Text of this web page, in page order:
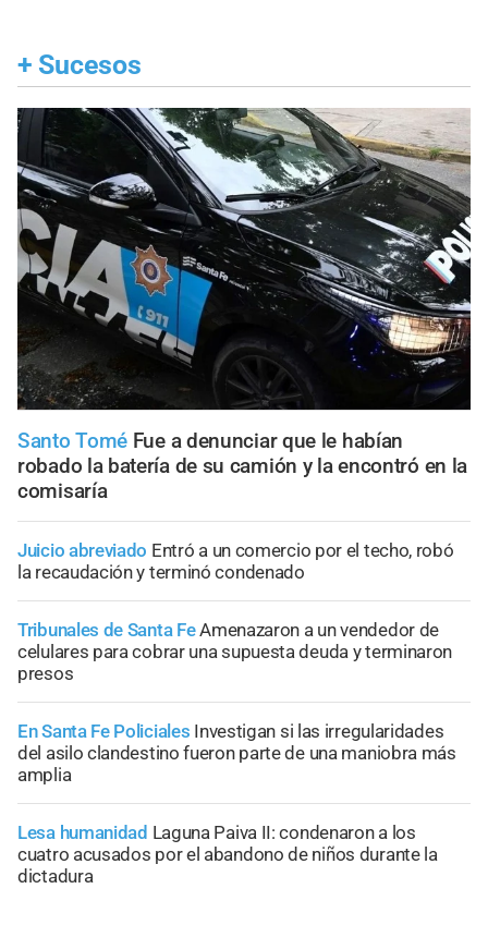
+ Sucesos
Santo Tomé Fue a denunciar que le habían
robado la batería de su camión y la encontró en la
comisaría
Juicio abreviado Entró a un comercio por el techo, robó
la recaudación y terminó condenado
Tribunales de Santa FeAmenazaron a un vendedor de
celulares para cobrar una supuesta deuda y terminaron
presos
En Santa Fe Policiales Investigan si las irregularidades
del asilo clandestino fueron parte de una maniobra más
amplia
Lesa humanidad Laguna Paiva II: condenaron a los
cuatro acusados por el abandono de niños durante la
dictadura